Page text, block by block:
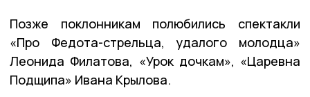
Позже поклонникам полюбились спектакли
«Про Федота-стрельца, удалого молодца»
Леонида Филатова, «Урок дочкам», «Царевна
Подщипа» Ивана Крылова.